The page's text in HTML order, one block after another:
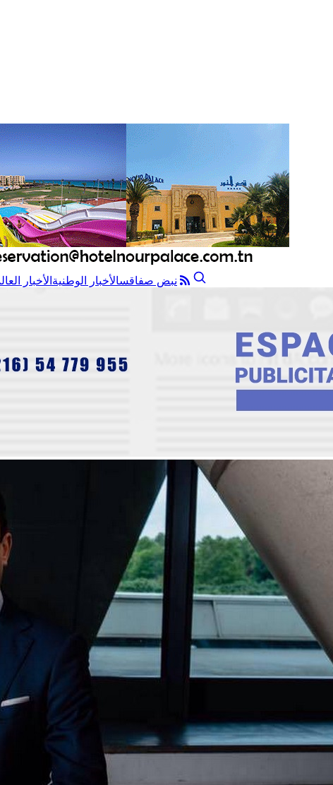
نبض صفاقسالأخبار الوطنية الأخبار